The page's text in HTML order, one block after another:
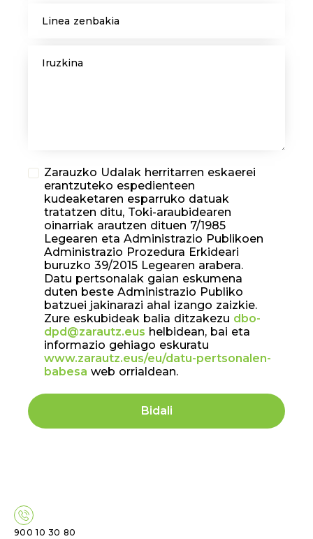
Linea zenbakia
Iruzkina
Zarauzko Udalak herritarren eskaerei
erantzuteko espedienteen
kudeaketaren esparruko datuak
tratatzen ditu, Toki-araubidearen
oinarriak arautzen dituen 7/1985
Legearen eta Administrazio Publikoen
Administrazio Prozedura Erkideari
buruzko 39/2015 Legearen arabera.
Datu pertsonalak gaian eskumena
duten beste Administrazio Publiko
batzuei jakinarazi ahal izango zaizkie.
Zure eskubideak balia ditzakezu dbo-
dpd@zarautz.eus helbidean, bai eta
informazio gehiago eskuratu
www.zarautz.eus/eu/datu-pertsonalen-
babesa web orrialdean.
900 10 30 80